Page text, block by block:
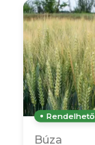
Rendelhető
Búza